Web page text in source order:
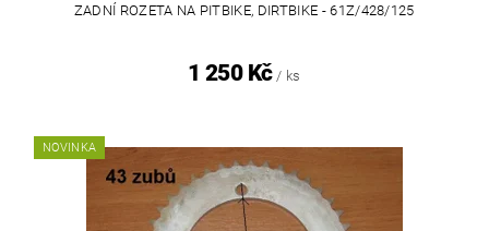
ZADNÍ ROZETA NA PITBIKE, DIRTBIKE - 61Z/428/125
1 250 Kč / ks
NOVINKA